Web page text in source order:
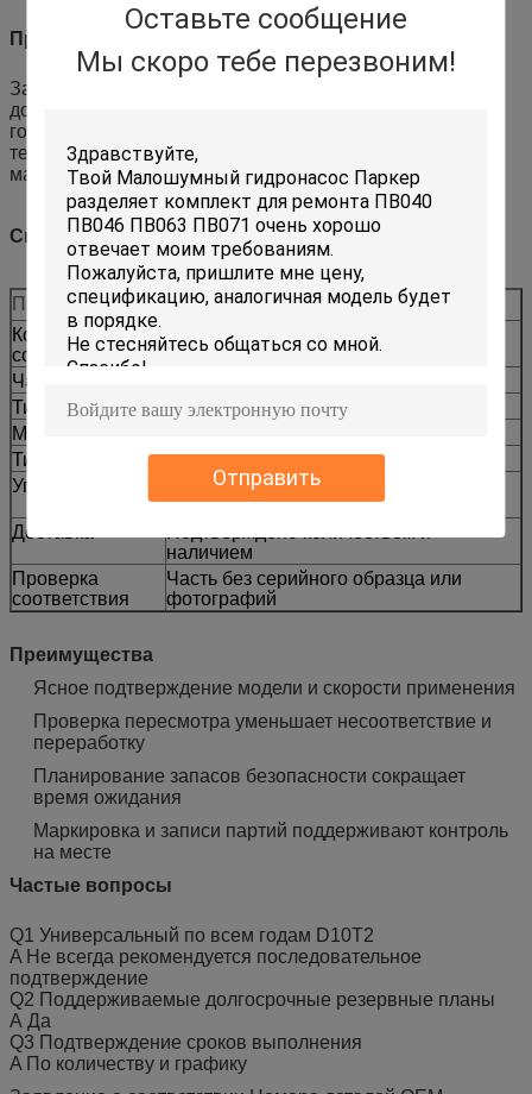
Оставьте сообщение
Мы скоро тебе перезвоним!
Отправить
Применение
Замещение и профилактическое оборудование для
дозирования, очистки и тяжелого сортирования в
горнодобывающей промышленности, подходящее для
технического обслуживания парка и инвентаризации
мастерской.
Спецификации
Параметр
Стоимость
Код
совместимости
Часть No.
Тип машины
Дозер для полёта
Модели монтажа
Тип поставки
Замена на послепродажном рынке
Упаковка
Доступна усиленная маркировка
экспортной упаковки
Доставка
наличием
Проверка
соответствия
Часть без серийного образца или
фотографий
Преимущества
Ясное подтверждение модели и скорости применения
Проверка пересмотра уменьшает несоответствие и
переработку
Планирование запасов безопасности сокращает
время ожидания
Маркировка и записи партий поддерживают контроль
на месте
Частые вопросы
Q1 Универсальный по всем годам D10T2
A Не всегда рекомендуется последовательное
подтверждение
Q2 Поддерживаемые долгосрочные резервные планы
А Да
Q3 Подтверждение сроков выполнения
A По количеству и графику